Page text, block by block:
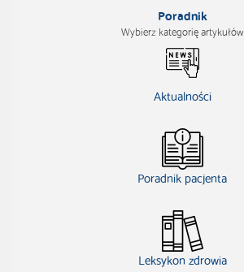
Poradnik
Wybierz kategorię artykułów
Aktualności
Poradnik pacjenta
Leksykon zdrowia